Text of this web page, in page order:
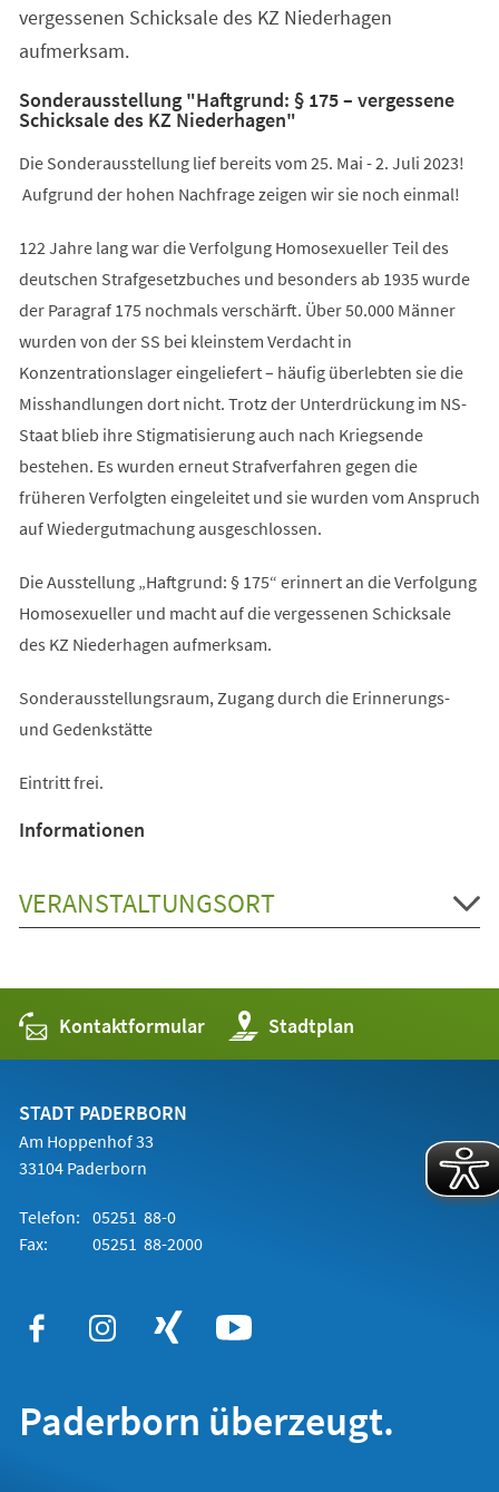
vergessenen Schicksale des KZ Niederhagen
aufmerksam.
Sonderausstellung "Haftgrund: § 175 – vergessene
Schicksale des KZ Niederhagen"
Die Sonderausstellung lief bereits vom 25. Mai - 2. Juli 2023!
Aufgrund der hohen Nachfrage zeigen wir sie noch einmal!
122 Jahre lang war die Verfolgung Homosexueller Teil des
deutschen Strafgesetzbuches und besonders ab 1935 wurde
der Paragraf 175 nochmals verschärft. Über 50.000 Männer
wurden von der SS bei kleinstem Verdacht in
Konzentrationslager eingeliefert – häufig überlebten sie die
Misshandlungen dort nicht. Trotz der Unterdrückung im NS-
Staat blieb ihre Stigmatisierung auch nach Kriegsende
bestehen. Es wurden erneut Strafverfahren gegen die
früheren Verfolgten eingeleitet und sie wurden vom Anspruch
auf Wiedergutmachung ausgeschlossen.
Die Ausstellung „Haftgrund: § 175“ erinnert an die Verfolgung
Homosexueller und macht auf die vergessenen Schicksale
des KZ Niederhagen aufmerksam.
Sonderausstellungsraum, Zugang durch die Erinnerungs-
und Gedenkstätte
Eintritt frei.
Informationen
VERANSTALTUNGSORT
Kontaktformular Stadtplan
(Öffnet
in
einem
STADT PADERBORN
Am Hoppenhof 33
33104 Paderborn
Telefon: 05251 88-0
Fax:
05251 88-2000
Paderborn überzeugt.